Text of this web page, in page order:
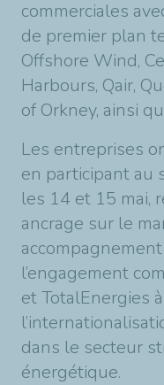
commerciales
de premier plan
Offshore Wind,
Harbours, Qair,
of Orkney, ainsi
Les entreprises
en participant au
les 14 et 15 mai,
ancrage sur le
l’engagement
et TotalEnergies
dans le secteur
énergétique.